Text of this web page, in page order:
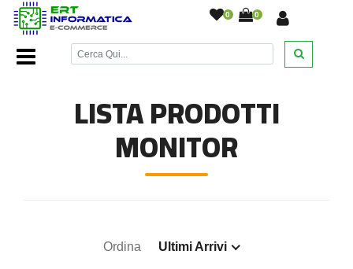
0 0
Home Page/Monitor/
LISTA PRODOTTI
MONITOR
Ordina Ultimi Arrivi